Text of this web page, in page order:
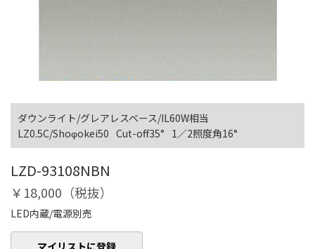
ダウンライト/グレアレスベース/IL60W相当
LZ0.5C/Shoφokei50 Cut-off35° 1／2照度角16°
LZD-93108NBN
￥18,000（税抜）
LED内蔵/電源別売
マイリストに登録